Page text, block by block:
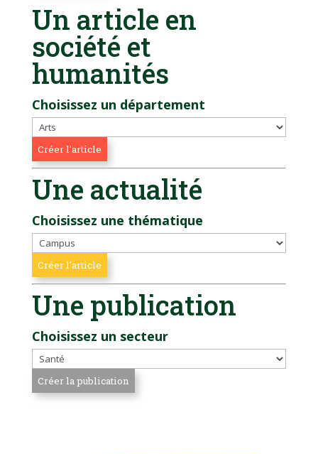
Un article en
société et
humanités
Choisissez un département
Une actualité
Choisissez une thématique
Une publication
Choisissez un secteur